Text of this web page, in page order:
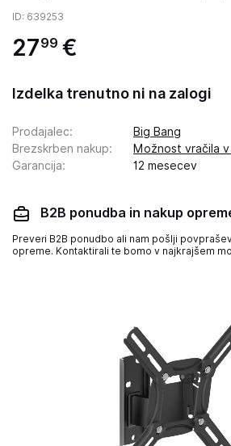
ID: 639253
2799 €
Izdelka trenutno ni na zalogi
Prodajalec:
Big Bang
Brezskrben nakup:
Možnost vračila v
Garancija: 12 mesecev
B2B ponudba in nakup
Preveri B2B ponudbo ali nam pošlji
opreme. Kontaktirali te bomo v najkrajšem